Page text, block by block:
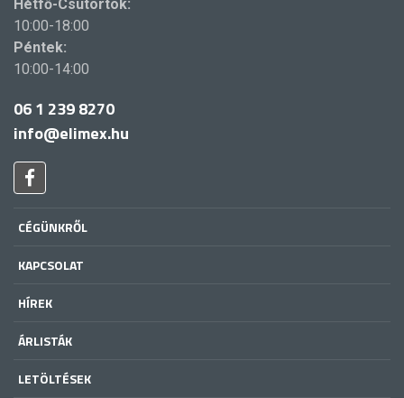
Hétfő-Csütörtök:
10:00-18:00
Péntek:
10:00-14:00
06 1 239 8270
info@elimex.hu
CÉGÜNKRŐL
KAPCSOLAT
HÍREK
ÁRLISTÁK
LETÖLTÉSEK